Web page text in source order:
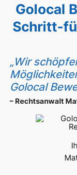
Golocal
Schritt-
„Wir
Golocal
– Rechtsanwalt